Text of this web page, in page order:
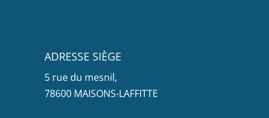
ADRESSE SIÈGE
5 rue du mesnil,
78600 MAISONS-LAFFITTE